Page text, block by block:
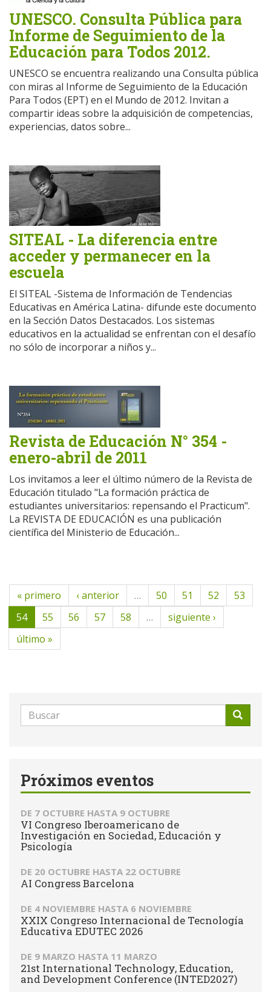
UNESCO. Consulta Pública para
Informe de Seguimiento de la
Educación para Todos 2012.
UNESCO se encuentra realizando una Consulta pública
con miras al Informe de Seguimiento de la Educación
Para Todos (EPT) en el Mundo de 2012. Invitan a
compartir ideas sobre la adquisición de competencias,
experiencias, datos sobre...
SITEAL - La diferencia entre
acceder y permanecer en la
escuela
El SITEAL -Sistema de Información de Tendencias
Educativas en América Latina- difunde este documento
en la Sección Datos Destacados. Los sistemas
educativos en la actualidad se enfrentan con el desafío
no sólo de incorporar a niños y...
Revista de Educación N° 354 -
enero-abril de 2011
Los invitamos a leer el último número de la Revista de
Educación titulado "La formación práctica de
estudiantes universitarios: repensando el Practicum".
La REVISTA DE EDUCACIÓN es una publicación
científica del Ministerio de Educación...
« primero ‹ anterior … 50 51 52
53
54
55 56 57 58 …
siguiente ›
último »
Formulario
de
Próximos eventos
DE 7 OCTUBRE HASTA 9 OCTUBRE
VI Congreso Iberoamericano de
Investigación en Sociedad, Educación y
Psicología
DE 20 OCTUBRE HASTA 22 OCTUBRE
AI Congress Barcelona
DE 4 NOVIEMBRE HASTA 6 NOVIEMBRE
XXIX Congreso Internacional de Tecnología
Educativa EDUTEC 2026
DE 9 MARZO HASTA 11 MARZO
21st International Technology, Education,
and Development Conference (INTED2027)